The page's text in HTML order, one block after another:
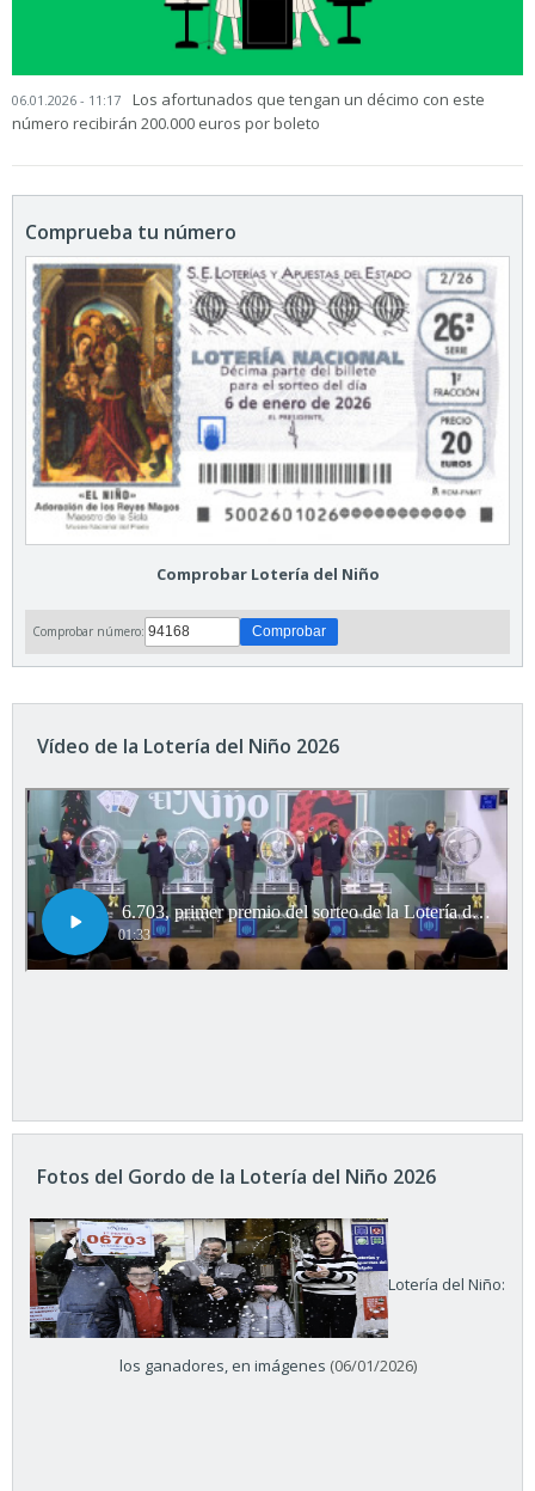
06.01.2026 - 11:17
Los afortunados que tengan un décimo con este
número recibirán 200.000 euros por boleto
Comprueba tu número
Comprobar Lotería del Niño
Comprobar número:
Vídeo de la Lotería del Niño 2026
Fotos del Gordo de la Lotería del Niño 2026
Lotería del Niño:
los ganadores, en imágenes (06/01/2026)